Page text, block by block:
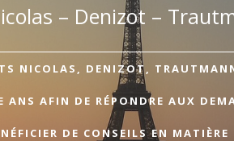
– Denizot –
NICOLAS, DENIZOT,
ANS AFIN DE RÉPONDRE AUX
DE CONSEILS EN